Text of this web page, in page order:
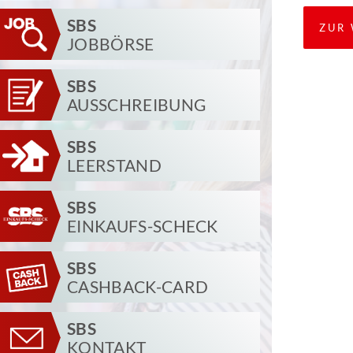
SBS
JOBBÖRSE
SBS
AUSSCHREIBUNG
SBS
LEERSTAND
SBS
EINKAUFS-SCHECK
SBS
CASHBACK-CARD
SBS
KONTAKT
ZUR